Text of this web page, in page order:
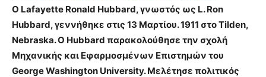
O Lafayette Ronald Hubbard, γνωστός ως L. Ron
Hubbard, γεννήθηκε στις 13 Μαρτίου. 1911 στο Tilden,
Nebraska. Ο Hubbard παρακολούθησε την σχολή
Μηχανικής και Εφαρμοσμένων Επιστημών του
George Washington University. Μελέτησε πολιτικός